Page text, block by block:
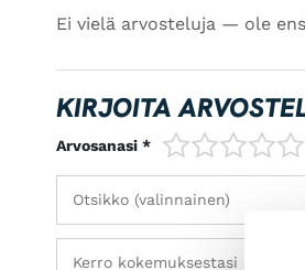
Ei vielä arvosteluja — ole
KIRJOITA
Arvosanasi * 1/5 2/53/54/5